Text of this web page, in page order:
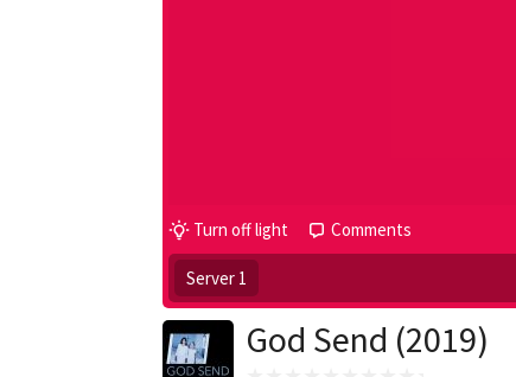
Turn off light Comments
Server 1
God Send (2019)